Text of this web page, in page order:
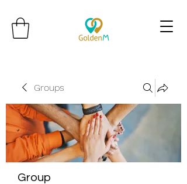
Groups
Group